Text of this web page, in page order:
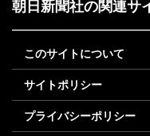
朝日新聞社の関連サ
このサイトについて
サイトポリシー
プライバシーポリシー